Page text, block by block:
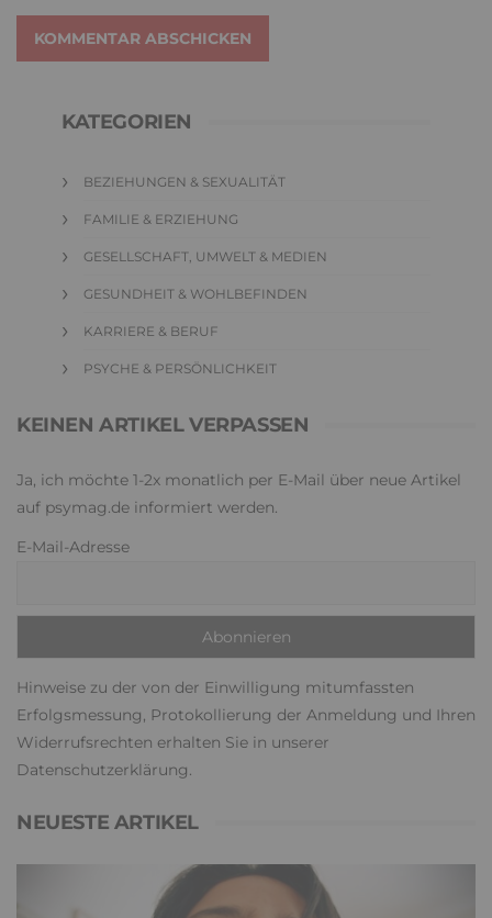
KOMMENTAR ABSCHICKEN
KATEGORIEN
BEZIEHUNGEN & SEXUALITÄT
FAMILIE & ERZIEHUNG
GESELLSCHAFT, UMWELT & MEDIEN
GESUNDHEIT & WOHLBEFINDEN
KARRIERE & BERUF
PSYCHE & PERSÖNLICHKEIT
KEINEN ARTIKEL VERPASSEN
Ja, ich möchte 1-2x monatlich per E-Mail über neue Artikel
auf psymag.de informiert werden.
E-Mail-Adresse
Hinweise zu der von der Einwilligung mitumfassten
Erfolgsmessung, Protokollierung der Anmeldung und Ihren
Widerrufsrechten erhalten Sie in unserer
Datenschutzerklärung.
NEUESTE ARTIKEL